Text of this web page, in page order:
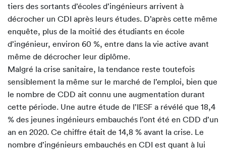
tiers des sortants d’écoles d’ingénieurs arrivent à
décrocher un CDI après leurs études. D’après cette même
enquête, plus de la moitié des étudiants en école
d’ingénieur, environ 60 %, entre dans la vie active avant
même de décrocher leur diplôme.
Malgré la crise sanitaire, la tendance reste toutefois
sensiblement la même sur le marché de l’emploi, bien que
le nombre de CDD ait connu une augmentation durant
cette période. Une autre étude de l’IESF a révélé que 18,4
% des jeunes ingénieurs embauchés l’ont été en CDD d’un
an en 2020. Ce chiffre était de 14,8 % avant la crise. Le
nombre d’ingénieurs embauchés en CDI est quant à lui